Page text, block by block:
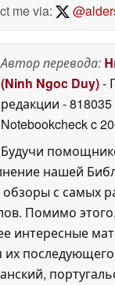
me via:
Автор перевода:
(Ninh Ngoc Duy)-
редакции -
Notebookcheckc
Будучи
нашей
с самых
Помимо
интересные
их